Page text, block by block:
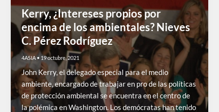
Kerry, ¿Intereses propios por
encima de los ambientales? Nieves
C. Pérez Rodríguez
4ASIA• 19 octubre, 2021
John Kerry, el delegado especial para el medio
ambiente, encargado de trabajar en pro de las políticas
de protección ambiental se encuentra en el centro de
la polémica en Washington. Los demócratas han tenido